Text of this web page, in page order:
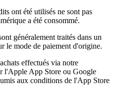
ont été utilisés ne sont pas
a été consommé.
généralement traités dans un
le mode de paiement d'origine.
effectués via notre
l'Apple App Store ou Google
aux conditions de l'App Store